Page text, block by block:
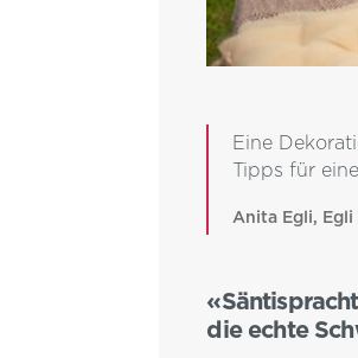
Eine
Tipps für
Anita Egli, Egli
die echte